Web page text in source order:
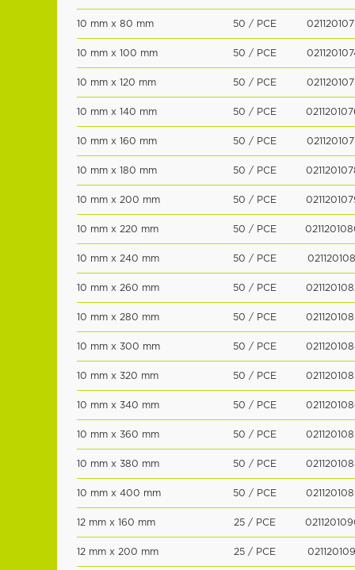
10 mm x 80 mm 50 / PCE
10 mm x 100 mm 50 / PCE
10 mm x 120 mm 50 / PCE
10 mm x 140 mm 50 / PCE
10 mm x 160 mm 50 / PCE
10 mm x 180 mm 50 / PCE
10 mm x 200 mm 50 / PCE
10 mm x 220 mm 50 / PCE
10 mm x 240 mm 50 / PCE
10 mm x 260 mm 50 / PCE
10 mm x 280 mm 50 / PCE
10 mm x 300 mm 50 / PCE
10 mm x 320 mm 50 / PCE
10 mm x 340 mm 50 / PCE
10 mm x 360 mm 50 / PCE
10 mm x 380 mm 50 / PCE
10 mm x 400 mm 50 / PCE
12 mm x 160 mm 25 / PCE
12 mm x 200 mm 25 / PCE